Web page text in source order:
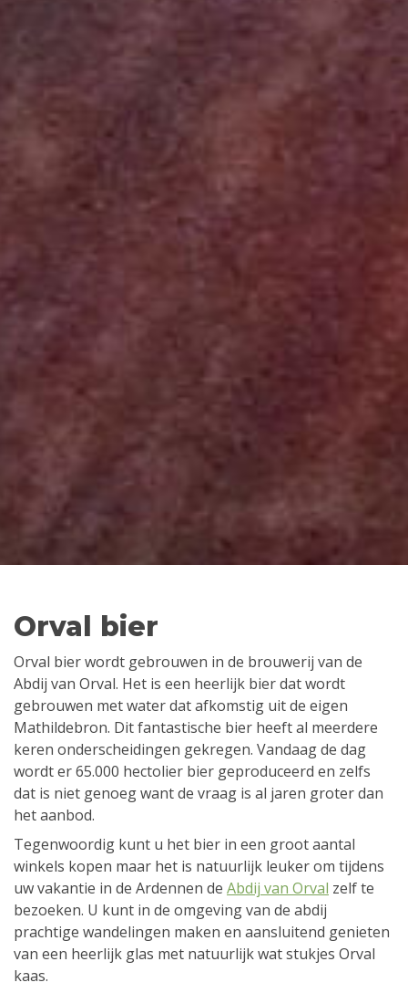
Orval bier
Orval bier wordt gebrouwen in de brouwerij van de
Abdij van Orval. Het is een heerlijk bier dat wordt
gebrouwen met water dat afkomstig uit de eigen
Mathildebron. Dit fantastische bier heeft al meerdere
keren onderscheidingen gekregen. Vandaag de dag
wordt er 65.000 hectolier bier geproduceerd en zelfs
dat is niet genoeg want de vraag is al jaren groter dan
het aanbod.
Tegenwoordig kunt u het bier in een groot aantal
winkels kopen maar het is natuurlijk leuker om tijdens
uw vakantie in de Ardennen de Abdij van Orval zelf te
bezoeken. U kunt in de omgeving van de abdij
prachtige wandelingen maken en aansluitend genieten
van een heerlijk glas met natuurlijk wat stukjes Orval
kaas.